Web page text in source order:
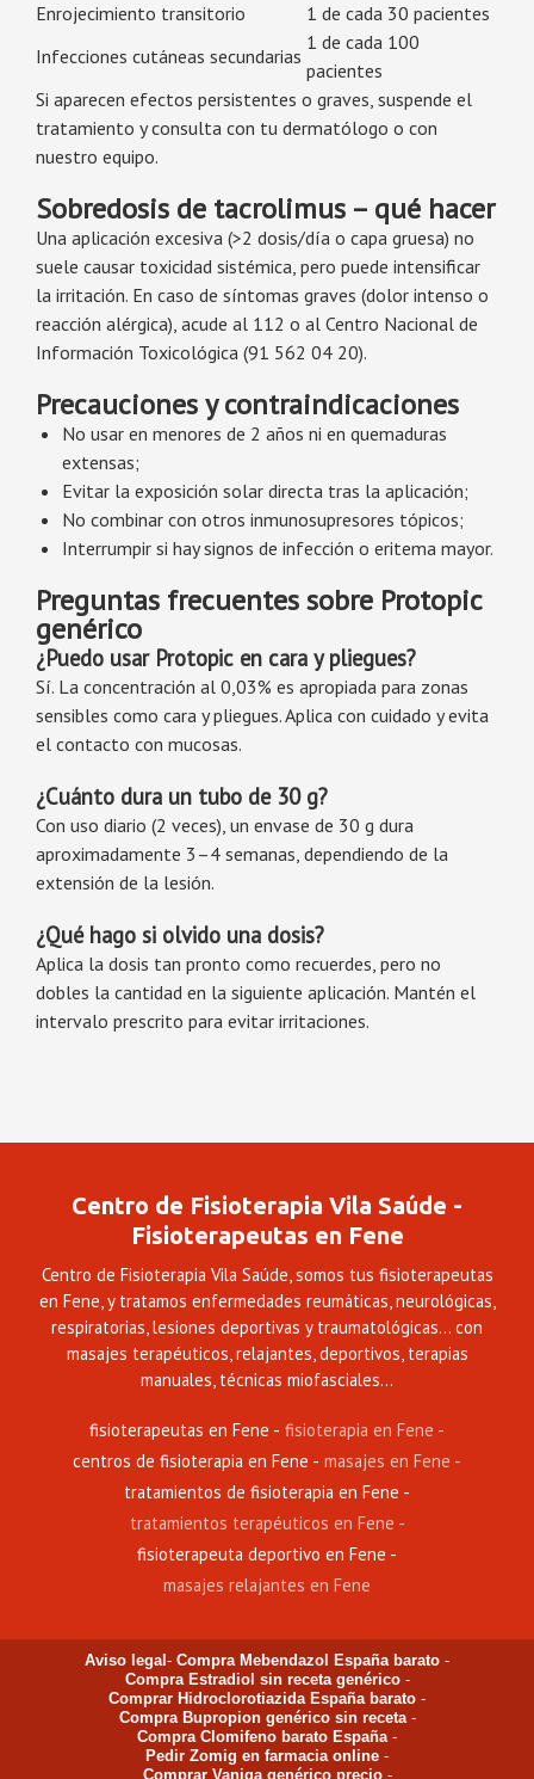
Enrojecimiento transitorio
1 de cada 30 pacientes
Infecciones cutáneas secundarias
1 de cada 100
pacientes
Si aparecen efectos persistentes o graves, suspende el
tratamiento y consulta con tu dermatólogo o con
nuestro equipo.
Sobredosis de tacrolimus – qué hacer
Una aplicación excesiva (>2 dosis/día o capa gruesa) no
suele causar toxicidad sistémica, pero puede intensificar
la irritación. En caso de síntomas graves (dolor intenso o
reacción alérgica), acude al 112 o al Centro Nacional de
Información Toxicológica (91 562 04 20).
Precauciones y contraindicaciones
No usar en menores de 2 años ni en quemaduras
extensas;
Evitar la exposición solar directa tras la aplicación;
No combinar con otros inmunosupresores tópicos;
Interrumpir si hay signos de infección o eritema mayor.
Preguntas frecuentes sobre Protopic
genérico
¿Puedo usar Protopic en cara y pliegues?
Sí. La concentración al 0,03% es apropiada para zonas
sensibles como cara y pliegues. Aplica con cuidado y evita
el contacto con mucosas.
¿Cuánto dura un tubo de 30 g?
Con uso diario (2 veces), un envase de 30 g dura
aproximadamente 3–4 semanas, dependiendo de la
extensión de la lesión.
¿Qué hago si olvido una dosis?
Aplica la dosis tan pronto como recuerdes, pero no
dobles la cantidad en la siguiente aplicación. Mantén el
intervalo prescrito para evitar irritaciones.
Centro de Fisioterapia Vila Saúde -
Fisioterapeutas en Fene
Centro de Fisioterapia Vila Saúde, somos tus fisioterapeutas
en Fene, y tratamos enfermedades reumáticas, neurológicas,
respiratorias, lesiones deportivas y traumatológicas... con
masajes terapéuticos, relajantes, deportivos, terapias
manuales, técnicas miofasciales...
fisioterapeutas en Fene
fisioterapia en Fene
centros de fisioterapia en Fene
masajes en Fene
tratamientos de fisioterapia en Fene
tratamientos terapéuticos en Fene
fisioterapeuta deportivo en Fene
masajes relajantes en Fene
Aviso legal - Compra Mebendazol España barato -
Compra Estradiol sin receta genérico-
Comprar Hidroclorotiazida España barato -
Compra Bupropion genérico sin receta-
Compra Clomifeno barato España-
Pedir Zomig en farmacia online -
Comprar Vaniqa genérico precio-